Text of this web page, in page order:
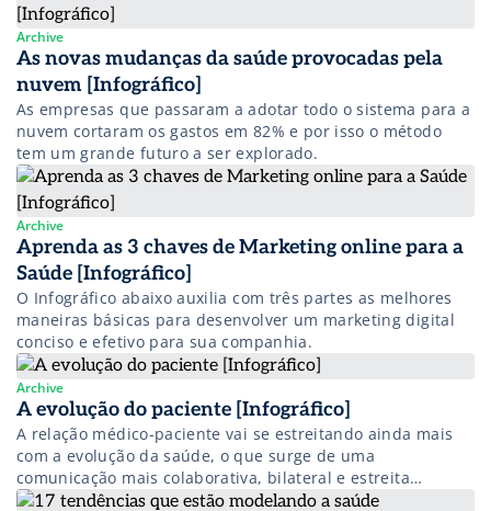
Archive
As novas mudanças da saúde provocadas pela
nuvem [Infográfico]
As empresas que passaram a adotar todo o sistema para a
nuvem cortaram os gastos em 82% e por isso o método
tem um grande futuro a ser explorado.
Archive
Aprenda as 3 chaves de Marketing online para a
Saúde [Infográfico]
O Infográfico abaixo auxilia com três partes as melhores
maneiras básicas para desenvolver um marketing digital
conciso e efetivo para sua companhia.
Archive
A evolução do paciente [Infográfico]
A relação médico-paciente vai se estreitando ainda mais
com a evolução da saúde, o que surge de uma
comunicação mais colaborativa, bilateral e estreita
também.